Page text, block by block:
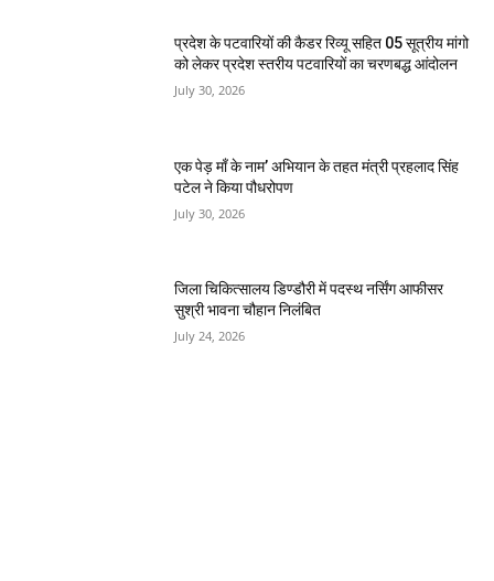
प्रदेश के पटवारियों की कैडर रिव्यू सहित 05 सूत्रीय मांगो
को लेकर प्रदेश स्तरीय पटवारियों का चरणबद्ध आंदोलन
July 30, 2026
एक पेड़ माँ के नाम’ अभियान के तहत मंत्री प्रहलाद सिंह
पटेल ने किया पौधरोपण
July 30, 2026
जिला चिकित्सालय डिण्डौरी में पदस्थ नर्सिंग आफीसर
सुश्री भावना चौहान निलंबित
July 24, 2026